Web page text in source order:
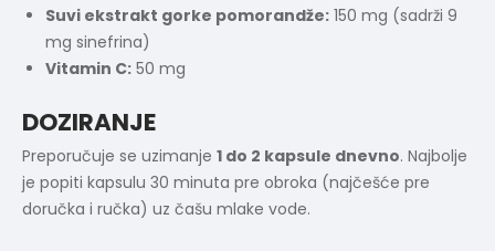
Suvi ekstrakt gorke pomorandže: 150 mg (sadrži 9
mg sinefrina)
Vitamin C: 50 mg
DOZIRANJE
Preporučuje se uzimanje 1 do 2 kapsule dnevno. Najbolje
je popiti kapsulu 30 minuta pre obroka (najčešće pre
doručka i ručka) uz čašu mlake vode.